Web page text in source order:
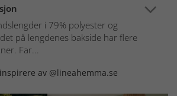
i 79% polyester og
på lengdenes bakside har flere
Far...
av @lineahemma.se